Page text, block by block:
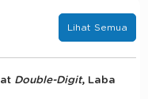
Lihat Semua
Double-Digit, Laba